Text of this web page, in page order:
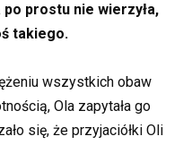
po prostu nie wierzyła,
takiego.
wszystkich obaw
Ola zapytała go
się, że przyjaciółki Oli